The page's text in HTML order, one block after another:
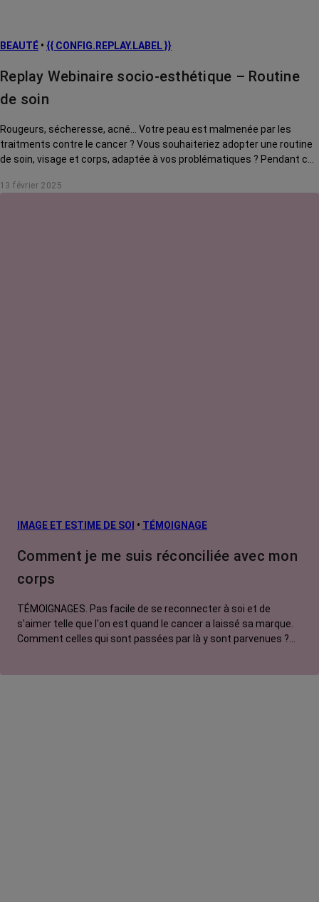
BEAUTÉ • {{ CONFIG.REPLAY.LABEL }}
Replay Webinaire socio-esthétique – Routine
de soin
Rougeurs, sécheresse, acné... Votre peau est malmenée par les
traitments contre le cancer ? Vous souhaiteriez adopter une routine
de soin, visage et corps, adaptée à vos problématiques ? Pendant ce
produits incontournables, à avoir dans votre salle de bain pour
13 février 2025
IMAGE ET ESTIME DE SOI • TÉMOIGNAGE
Comment je me suis réconciliée avec mon
corps
TÉMOIGNAGES. Pas facile de se reconnecter à soi et de
s'aimer telle que l'on est quand le cancer a laissé sa marque.
Comment celles qui sont passées par là y sont parvenues ?